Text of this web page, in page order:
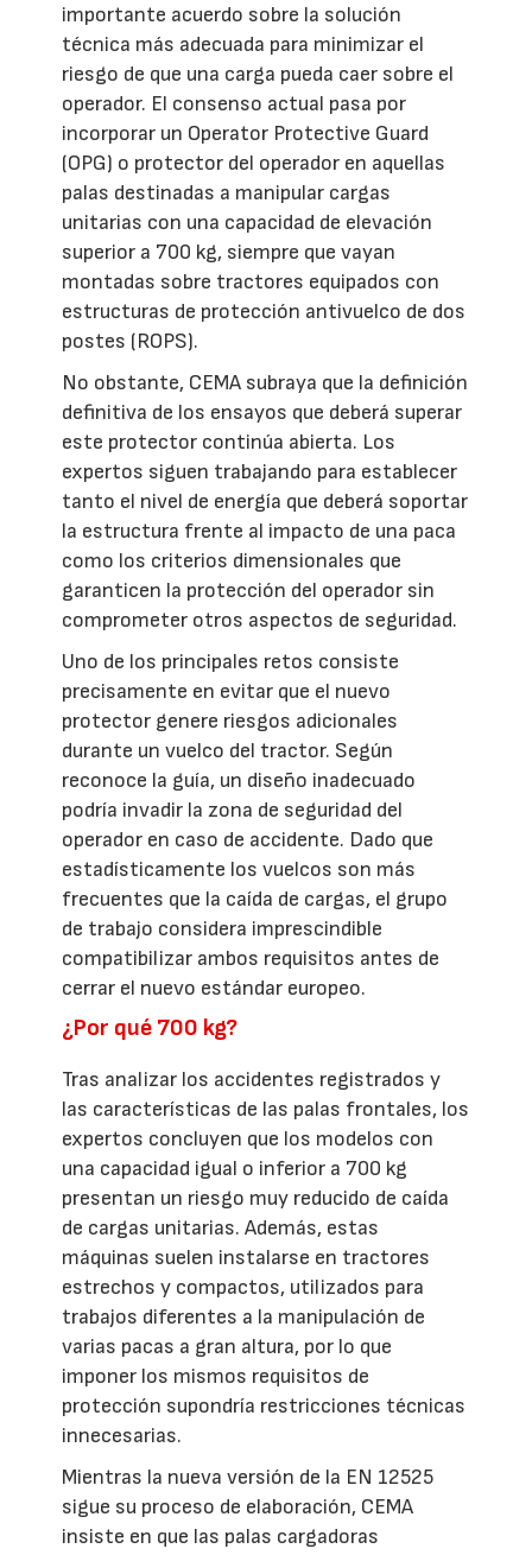
importante acuerdo sobre la solución
técnica más adecuada para minimizar el
riesgo de que una carga pueda caer sobre el
operador. El consenso actual pasa por
incorporar un Operator Protective Guard
(OPG) o protector del operador en aquellas
palas destinadas a manipular cargas
unitarias con una capacidad de elevación
superior a 700 kg, siempre que vayan
montadas sobre tractores equipados con
estructuras de protección antivuelco de dos
postes (ROPS).
No obstante, CEMA subraya que la definición
definitiva de los ensayos que deberá superar
este protector continúa abierta. Los
expertos siguen trabajando para establecer
tanto el nivel de energía que deberá soportar
la estructura frente al impacto de una paca
como los criterios dimensionales que
garanticen la protección del operador sin
comprometer otros aspectos de seguridad.
Uno de los principales retos consiste
precisamente en evitar que el nuevo
protector genere riesgos adicionales
durante un vuelco del tractor. Según
reconoce la guía, un diseño inadecuado
podría invadir la zona de seguridad del
operador en caso de accidente. Dado que
estadísticamente los vuelcos son más
frecuentes que la caída de cargas, el grupo
de trabajo considera imprescindible
compatibilizar ambos requisitos antes de
cerrar el nuevo estándar europeo.
¿Por qué 700 kg?
Tras analizar los accidentes registrados y
las características de las palas frontales, los
expertos concluyen que los modelos con
una capacidad igual o inferior a 700 kg
presentan un riesgo muy reducido de caída
de cargas unitarias. Además, estas
máquinas suelen instalarse en tractores
estrechos y compactos, utilizados para
trabajos diferentes a la manipulación de
varias pacas a gran altura, por lo que
imponer los mismos requisitos de
protección supondría restricciones técnicas
innecesarias.
Mientras la nueva versión de la EN 12525
sigue su proceso de elaboración, CEMA
insiste en que las palas cargadoras